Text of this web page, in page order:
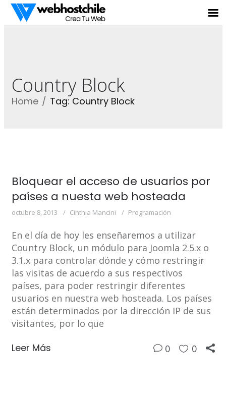
Country Block
Home Tag: Country Block
Bloquear el acceso de usuarios por
países a nuesta web hosteada
octubre 8, 2013 Cinthia Mancini Programación
En el día de hoy les enseñaremos a utilizar
Country Block, un módulo para Joomla 2.5.x o
3.1.x para controlar dónde y cómo restringir
las visitas de acuerdo a sus respectivos
países, para poder restringir diferentes
usuarios en nuestra web hosteada. Los países
están determinados por la dirección IP de sus
visitantes, por lo que
Leer Más 0 0